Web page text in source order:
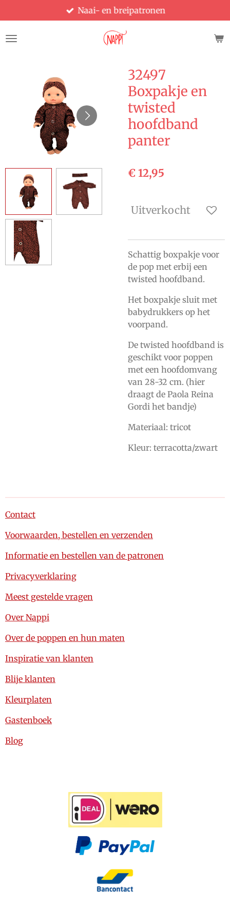
direct
naar
Naai- en breipatronen
32497
Boxpakje en
twisted
hoofdband
panter
€ 12,95
Uitverkocht
Schattig boxpakje voor
de pop met erbij een
twisted hoofdband.
Het boxpakje sluit met
babydrukkers op het
voorpand.
De twisted hoofdband is
geschikt voor poppen
met een hoofdomvang
van 28-32 cm. (hier
draagt de Paola Reina
Gordi het bandje)
Materiaal: tricot
Kleur: terracotta/zwart
Contact
Voorwaarden, bestellen en verzenden
Informatie en bestellen van de patronen
Privacyverklaring
Meest gestelde vragen
Over Nappi
Over de poppen en hun maten
Inspiratie van klanten
Blije klanten
Kleurplaten
Gastenboek
Blog